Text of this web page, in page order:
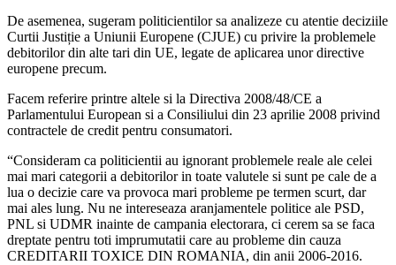
De asemenea, sugeram politicientilor sa analizeze cu atentie deciziile
Curtii Justiție a Uniunii Europene (CJUE) cu privire la problemele
debitorilor din alte tari din UE, legate de aplicarea unor directive
europene precum.
Facem referire printre altele si la Directiva 2008/48/CE a
Parlamentului European si a Consiliului din 23 aprilie 2008 privind
contractele de credit pentru consumatori.
“Consideram ca politicientii au ignorant problemele reale ale celei
mai mari categorii a debitorilor in toate valutele si sunt pe cale de a
lua o decizie care va provoca mari probleme pe termen scurt, dar
mai ales lung. Nu ne intereseaza aranjamentele politice ale PSD,
PNL si UDMR inainte de campania electorara, ci cerem sa se faca
dreptate pentru toti imprumutatii care au probleme din cauza
CREDITARII TOXICE DIN ROMANIA, din anii 2006-2016.